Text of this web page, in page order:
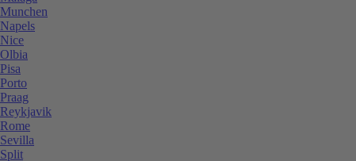
Munchen
Napels
Nice
Olbia
Pisa
Porto
Praag
Reykjavik
Rome
Sevilla
Split